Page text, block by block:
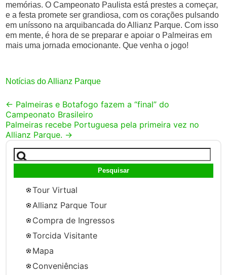
memórias. O Campeonato Paulista está prestes a começar,
e a festa promete ser grandiosa, com os corações pulsando
em uníssono na arquibancada do Allianz Parque. Com isso
em mente, é hora de se preparar e apoiar o Palmeiras em
mais uma jornada emocionante. Que venha o jogo!
Notícias do Allianz Parque
Post
navigation
← Palmeiras e Botafogo fazem a “final” do
Campeonato Brasileiro
Palmeiras recebe Portuguesa pela primeira vez no
Allianz Parque. →
Pesquisar
por:
Tour Virtual
Allianz Parque Tour
Compra de Ingressos
Torcida Visitante
Mapa
Conveniências